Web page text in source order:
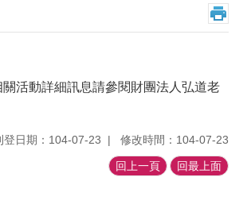
活動詳細訊息請參閱財團法人弘道老
登日期：104-07-23 修改時間：104-07-23
回上一頁 回最上面